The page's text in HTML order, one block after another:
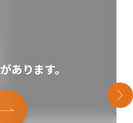
あります。
次